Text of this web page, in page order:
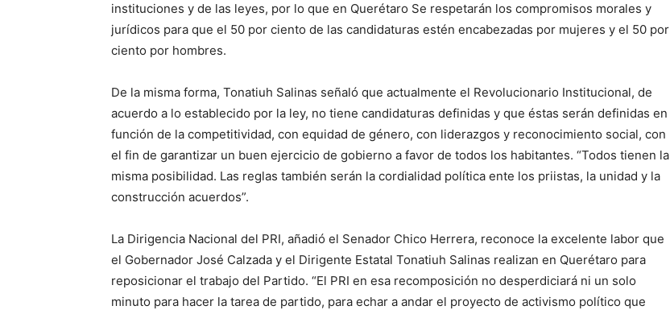
instituciones y de las leyes, por lo que en Querétaro Se respetarán los compromisos morales y
jurídicos para que el 50 por ciento de las candidaturas estén encabezadas por mujeres y el 50 por
ciento por hombres.
De la misma forma, Tonatiuh Salinas señaló que actualmente el Revolucionario Institucional, de
acuerdo a lo establecido por la ley, no tiene candidaturas definidas y que éstas serán definidas en
función de la competitividad, con equidad de género, con liderazgos y reconocimiento social, con
el fin de garantizar un buen ejercicio de gobierno a favor de todos los habitantes. “Todos tienen la
misma posibilidad. Las reglas también serán la cordialidad política ente los priistas, la unidad y la
construcción acuerdos”.
La Dirigencia Nacional del PRI, añadió el Senador Chico Herrera, reconoce la excelente labor que
el Gobernador José Calzada y el Dirigente Estatal Tonatiuh Salinas realizan en Querétaro para
reposicionar el trabajo del Partido. “El PRI en esa recomposición no desperdiciará ni un solo
minuto para hacer la tarea de partido, para echar a andar el proyecto de activismo político que